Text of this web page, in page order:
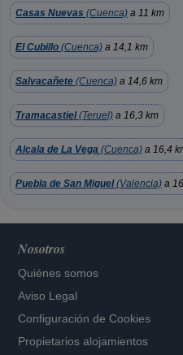
Casas Nuevas (Cuenca) a 11 km
El Cubillo (Cuenca) a 14,1 km
Salvacañete (Cuenca) a 14,6 km
Tramacastiel(Teruel) a 16,3 km
Alcala de La Vega (Cuenca) a 16,4
Puebla de San Miguel(Valencia) a
Nosotros
Quiénes somos
Aviso Legal
Configuración de Cookies
Propietarios alojamientos